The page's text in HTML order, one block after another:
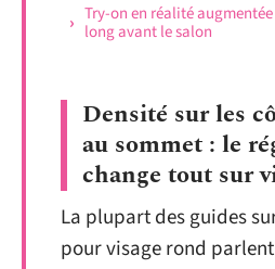
Try-on en réalité
long avant le salon
Densité sur les
au sommet : le
change tout sur
La plupart des guides
pour visage rond